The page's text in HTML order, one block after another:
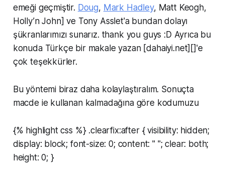
emeği geçmiştir. Doug, Mark Hadley, Matt Keogh,
Holly’n John] ve Tony Asslet'a bundan dolayı
şükranlarımızı sunarız. thank you guys :D Ayrıca bu
konuda Türkçe bir makale yazan [dahaiyi.net][]'e
çok teşekkürler.
Bu yöntemi biraz daha kolaylaştıralım. Sonuçta
macde ie kullanan kalmadağına göre kodumuzu
{% highlight css %} .clearfix:after { visibility: hidden;
display: block; font-size: 0; content: " "; clear: both;
height: 0; }